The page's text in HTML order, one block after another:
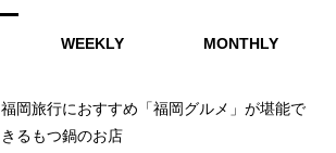
WEEKLY MONTHLY
福岡旅行におすすめ「福岡グルメ」が堪能で
きるもつ鍋のお店